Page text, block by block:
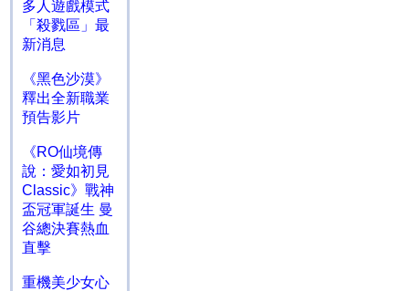
多人遊戲模式
「殺戮區」最
新消息
《黑色沙漠》
釋出全新職業
預告影片
《RO仙境傳
說：愛如初見
Classic》戰神
盃冠軍誕生 曼
谷總決賽熱血
直擊
重機美少女心